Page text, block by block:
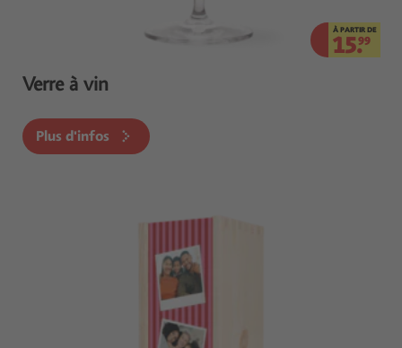
À PARTIR DE
15.99
Verre à vin
Plus d'infos